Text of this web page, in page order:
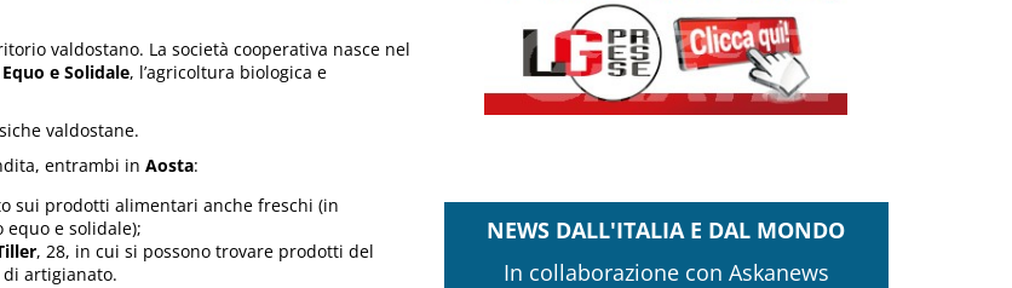
valdostano. La società cooperativa nasce nel
e Solidale, l’agricoltura biologica e
valdostane.
entrambi in Aosta:
sui prodotti alimentari anche freschi (in
e solidale);
, 28, in cui si possono trovare prodotti del
artigianato.
NEWS DALL'ITALIA E DAL MONDO
In collaborazione con Askanews